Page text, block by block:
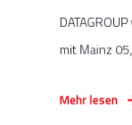
mit Mainz
Mehr lesen